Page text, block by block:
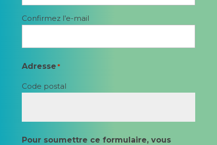
Confirmez l’e-mail
Adresse *
Code postal
Pour soumettre ce formulaire, vous